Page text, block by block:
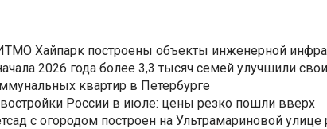
Хайпарк построены объекты инженерной
2026 года более 3,3 тысяч семей улучшили
квартир в Петербурге
России в июле: цены резко пошли вверх
с огородом построен на Ультрамариновой